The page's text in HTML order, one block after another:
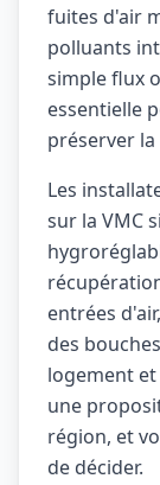
fuites d'air
polluants
simple flux
essentielle
préserver la
Les
sur la VMC
entrées
des
logement
une
région, et
de décider.